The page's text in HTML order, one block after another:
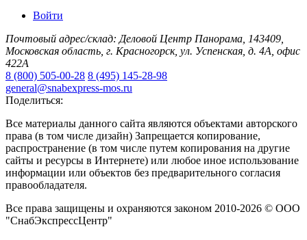
Войти
Почтовый адрес/склад: Деловой Центр Панорама, 143409,
Московская область, г. Красногорск, ул. Успенская, д. 4А, офис
422А
8 (800) 505-00-28 8 (495) 145-28-98
general@snabexpress-mos.ru
Поделиться:
Все материалы данного сайта являются объектами авторского
права (в том числе дизайн) Запрещается копирование,
распространение (в том числе путем копирования на другие
сайты и ресурсы в Интернете) или любое иное использование
информации или объектов без предварительного согласия
правообладателя.
Все права защищены и охраняются законом 2010-2026 © ООО
"СнабЭкспрессЦентр"